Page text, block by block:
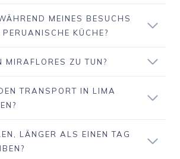
MEINES BESUCHS
KÜCHE?
MIRAFLORES ZU TUN?
TRANSPORT IN LIMA
LÄNGER ALS EINEN TAG